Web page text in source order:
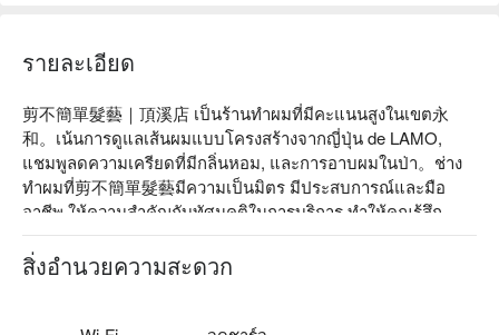
รายละเอียด
剪不簡單髮藝｜頂溪店 เป็นร้านทำผมที่มีคะแนนสูงในเขต永
和。เน้นการดูแลเส้นผมแบบโครงสร้างจากญี่ปุ่น de LAMO,
แชมพูลดความเครียดที่มีกลิ่นหอม, และการอาบผมในป่า。ช่าง
ทำผมที่剪不簡單髮藝มีความเป็นมิตร มีประสบการณ์และมือ
อาชีพ ให้ความสำคัญกับทัศนคติในการบริการ ทำให้คุณรู้สึก
อบอุ่นเหมือนกลับบ้าน。ทั้งร้านใช้แบรนด์ที่ได้รับการรับรอง
ระดับสากล รวมถึงแบรนด์ใหญ่จากญี่ปุ่นนา普菈, เยอรมนี歌薇,
สิ่งอำนวยความสะดวก